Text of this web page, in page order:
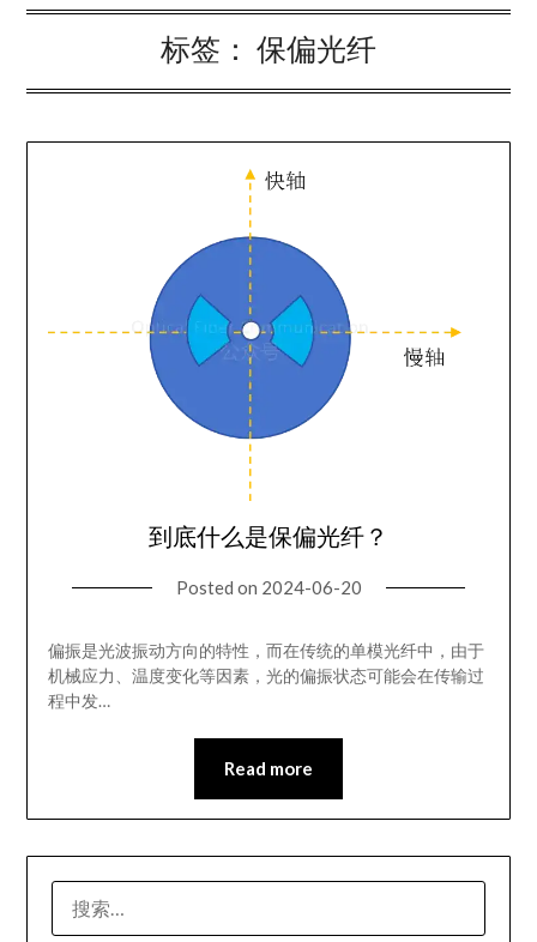
标签： 保偏光纤
到底什么是保偏光纤？
Posted on 2024-06-20
偏振是光波振动方向的特性，而在传统的单模光纤中，由于
机械应力、温度变化等因素，光的偏振状态可能会在传输过
程中发…
Read more
索：